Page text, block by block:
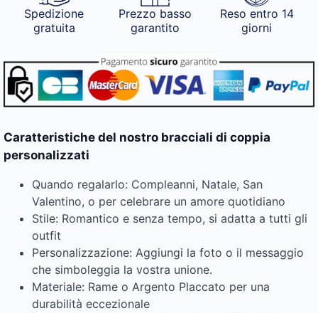
Spedizione
gratuita
Prezzo basso
garantito
Reso entro 14
giorni
Caratteristiche del nostro bracciali di coppia
personalizzati
Quando regalarlo: Compleanni, Natale, San
Valentino, o per celebrare un amore quotidiano
Stile: Romantico e senza tempo, si adatta a tutti gli
outfit
Personalizzazione: Aggiungi la foto o il messaggio
che simboleggia la vostra unione.
Materiale: Rame o Argento Placcato per una
durabilità eccezionale